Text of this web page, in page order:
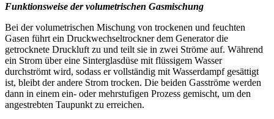
Funktionsweise der volumetrischen Gasmischung
Bei der volumetrischen Mischung von trockenen und feuchten
Gasen führt ein Druckwechseltrockner dem Generator die
getrocknete Druckluft zu und teilt sie in zwei Ströme auf. Während
ein Strom über eine Sinterglasdüse mit flüssigem Wasser
durchströmt wird, sodass er vollständig mit Wasserdampf gesättigt
ist, bleibt der andere Strom trocken. Die beiden Gasströme werden
dann in einem ein- oder mehrstufigen Prozess gemischt, um den
angestrebten Taupunkt zu erreichen.